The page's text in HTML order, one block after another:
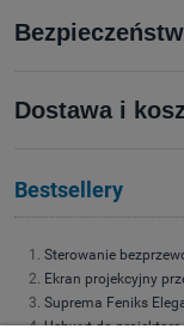
Dostawa i
Bestsellery
Sterowanie
Ekran projekcyjny
Suprema Feniks